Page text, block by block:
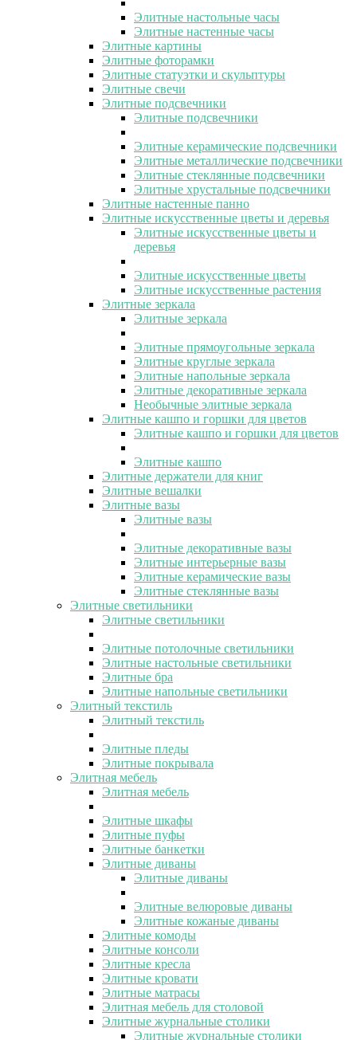
Элитные настольные часы
Элитные настенные часы
Элитные картины
Элитные фоторамки
Элитные статуэтки и скульптуры
Элитные свечи
Элитные подсвечники
Элитные подсвечники
Элитные керамические подсвечники
Элитные металлические подсвечники
Элитные стеклянные подсвечники
Элитные хрустальные подсвечники
Элитные настенные панно
Элитные искусственные цветы и деревья
Элитные искусственные цветы и
деревья
Элитные искусственные цветы
Элитные искусственные растения
Элитные зеркала
Элитные зеркала
Элитные прямоугольные зеркала
Элитные круглые зеркала
Элитные напольные зеркала
Элитные декоративные зеркала
Необычные элитные зеркала
Элитные кашпо и горшки для цветов
Элитные кашпо и горшки для цветов
Элитные кашпо
Элитные держатели для книг
Элитные вешалки
Элитные вазы
Элитные вазы
Элитные декоративные вазы
Элитные интерьерные вазы
Элитные керамические вазы
Элитные стеклянные вазы
Элитные светильники
Элитные светильники
Элитные потолочные светильники
Элитные настольные светильники
Элитные бра
Элитные напольные светильники
Элитный текстиль
Элитный текстиль
Элитные пледы
Элитные покрывала
Элитная мебель
Элитная мебель
Элитные шкафы
Элитные пуфы
Элитные банкетки
Элитные диваны
Элитные диваны
Элитные велюровые диваны
Элитные кожаные диваны
Элитные комоды
Элитные консоли
Элитные кресла
Элитные кровати
Элитные матрасы
Элитная мебель для столовой
Элитные журнальные столики
Элитные журнальные столики